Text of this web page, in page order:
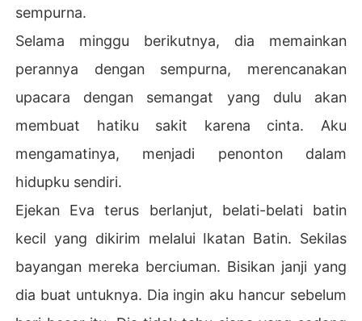
sempurna.
Selama minggu berikutnya, dia memainkan
perannya dengan sempurna, merencanakan
upacara dengan semangat yang dulu akan
membuat hatiku sakit karena cinta. Aku
mengamatinya, menjadi penonton dalam
hidupku sendiri.
Ejekan Eva terus berlanjut, belati-belati batin
kecil yang dikirim melalui Ikatan Batin. Sekilas
bayangan mereka berciuman. Bisikan janji yang
dia buat untuknya. Dia ingin aku hancur sebelum